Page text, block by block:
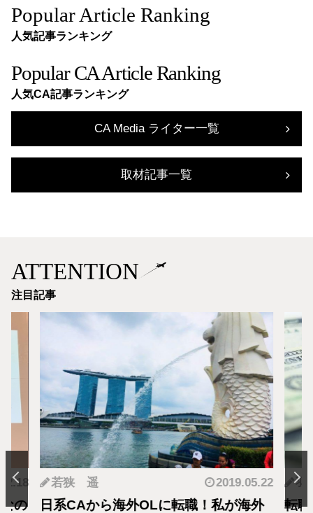
Popular Article Ranking
人気記事ランキング
Popular CA Article Ranking
人気CA記事ランキング
CA Media ライター一覧
取材記事一覧
ATTENTION
注目記事
の
若狭 遥 2019.05.22
日系CAから海外OLに転職！私が海外
羽
転